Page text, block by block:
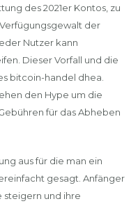
des 2021er Kontos, zu
der
Nutzer kann
Dieser Vorfall und die
bitcoin-handel dhea.
den Hype um die
für das Abheben
aus für die man ein
gesagt. Anfänger
steigern und ihre